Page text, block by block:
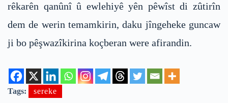
rêkarên qanûnî û ewlehiyê yên pêwîst di zûtirîn
dem de werin temamkirin, daku jîngeheke guncaw
ji bo pêşwazîkirina koçberan were afirandin.
Tags: sereke